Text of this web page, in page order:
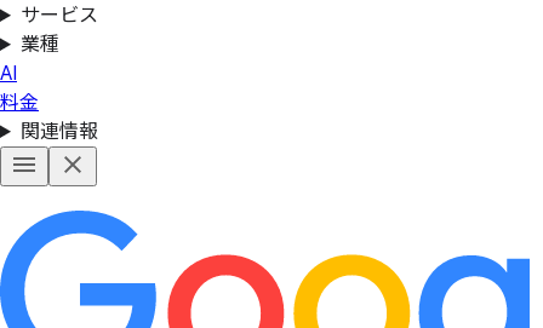
サービス
業種
AI
料金
関連情報